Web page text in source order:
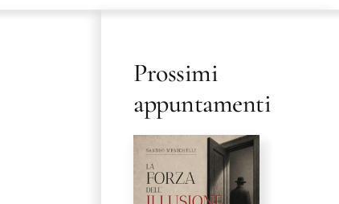
Prossimi
appuntamenti